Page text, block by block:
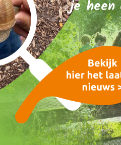
je heen